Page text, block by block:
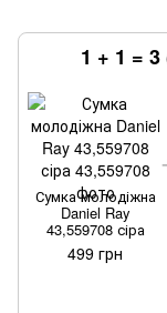
1 + 1 = 3
Сумка молодіжна
Daniel Ray
43,559708 сіра
499 грн